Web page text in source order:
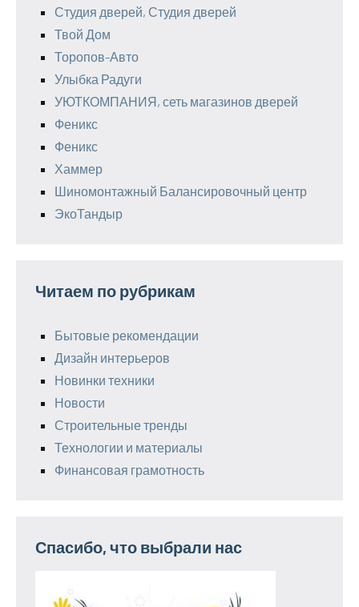
Студия дверей, Студия дверей
Твой Дом
Торопов-Авто
Улыбка Радуги
УЮТКОМПАНИЯ, сеть магазинов дверей
Феникс
Феникс
Хаммер
Шиномонтажный Балансировочный центр
ЭкоТандыр
Читаем по рубрикам
Бытовые рекомендации
Дизайн интерьеров
Новинки техники
Новости
Строительные тренды
Технологии и материалы
Финансовая грамотность
Спасибо, что выбрали нас